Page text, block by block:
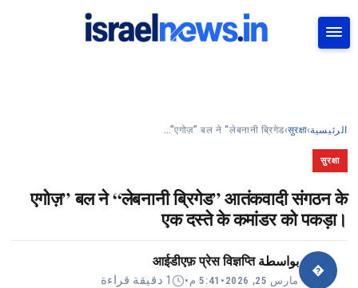
الرئيسية›
सुरक्षा
›
एगोज़” बल ने “लेबनानी ब्रिगेड”…
सुरक्षा
एगोज़” बल ने “लेबनानी ब्रिगेड” आतंकवादी संगठन के
एक दस्ते के कमांडर को पकड़ा।
�
بواسطةआईडीएफ़ प्रेस विज्ञप्ति
مارس 25, 2026 • 5:41 م • 1 دقيقة قراءة